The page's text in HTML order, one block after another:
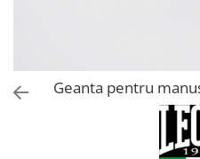
Recuperare si incalzire
Jachete
Tape
Geanta pentru